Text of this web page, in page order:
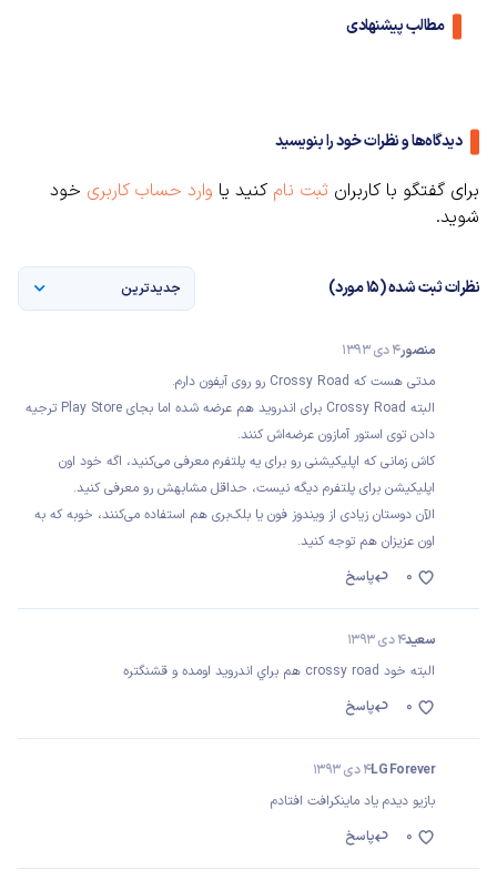
مطالب پیشنهادی
دیدگاه‌ها و نظرات خود را بنویسید
برای گفتگو با کاربران ثبت نام کنید یا وارد حساب کاربری خود
شوید.
نظرات ثبت شده (15 مورد) جدیدترین
منصور4 دی 1393
مدتی هست که Crossy Road رو روی آیفون دارم.
البته Crossy Road برای اندروید هم عرضه شده اما بجای Play Store ترجیه
دادن توی استور آمازون عرضه‌اش کنند.
کاش زمانی که اپلیکیشنی رو برای یه پلتفرم معرفی می‌کنید، اگه خود اون
اپلیکیشن برای پلتفرم دیگه نیست، حداقل مشابهش رو معرفی کنید.
الآن دوستان زیادی از ویندوز فون یا بلک‌بری هم استفاده می‌کنند، خوبه که به
اون عزیزان هم توجه کنید.
پاسخ
0
سعید4 دی 1393
البته خود crossy road هم براي اندرويد اومده و قشنگتره
پاسخ
0
LG Forever4 دی 1393
بازیو دیدم یاد ماینکرافت افتادم
پاسخ
0